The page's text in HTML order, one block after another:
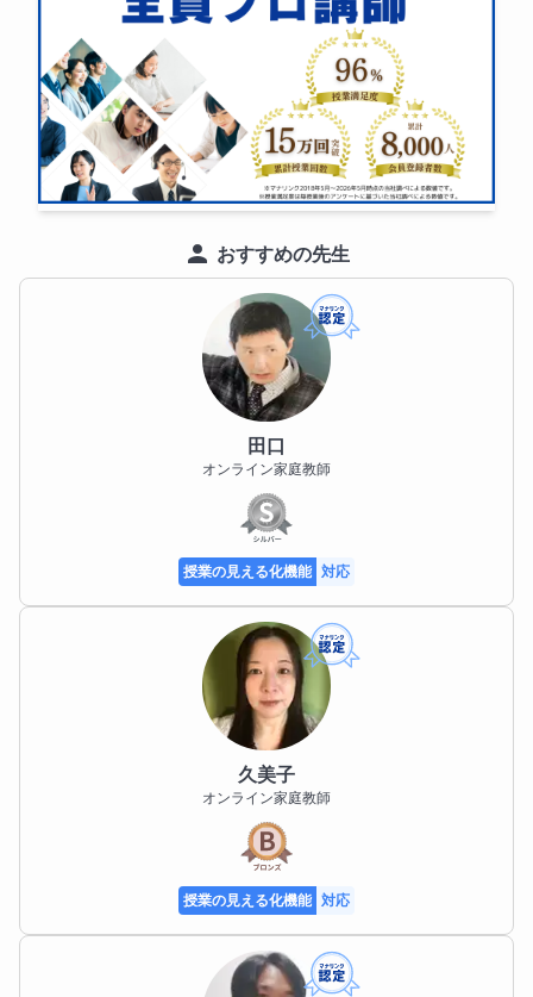
校進学後も伸び続ける英語力の土台づくりを大切にし
ています。
英検対策では、級ごとに求められる力を明確にし、語
彙・文法の基礎から、リーディング、リスニング、ラ
イティングまでをバランスよく指導します。
特にライティングは、自己流になりやすく、評価基準
が分からないまま学習が進んでしまうケースが多い分
採点基準を意識した指導を行い、「何を書けば点にな
るのか」「どうすれば減点されにくいのか」を具体的
神奈川県の高校入試は、問題量が多く、処理スピード
と読解力が求められるのが大きな特徴です。
単語や文法を覚えているだけでは得点につながらず、
「限られた時間内で正確に読み取り、判断する力」が
授業では、基礎力の定着に加え、入試本番を見据えた
演習や時間配分の指導も行っています。
さらに、都内私立高校入試についても、大手塾での指
導経験と最新情報をもとに対応しています。
学校ごとの出題傾向や求められるレベルを踏まえ、公
立・私立どちらの進路にも柔軟に対応できる指導を行
英検の取得級は、神奈川県の高校入試や私立高校入試
画的に取り組むことが重要です。
「とりあえず受ける」のではなく、お子さまの学力や
進路を踏まえた受験時期・級の選択についてもご相談
に応じています。
また、部活動や習い事で忙しいお子さまが多い中、学
おすすめの先生
田口
オンライン家庭教師
授業の見える化機能 対応
久美子
オンライン家庭教師
授業の見える化機能 対応